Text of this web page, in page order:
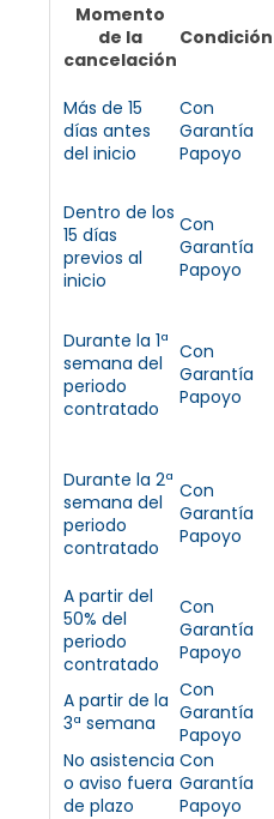
Momento
de la
cancelación
Condición
Más de 15
días antes
del inicio
Con
Garantía
Papoyo
Dentro de los
15 días
previos al
inicio
Con
Garantía
Papoyo
Durante la 1ª
semana del
periodo
contratado
Con
Garantía
Papoyo
Durante la 2ª
semana del
periodo
contratado
Con
Garantía
Papoyo
A partir del
50% del
periodo
contratado
Con
Garantía
Papoyo
A partir de la
3ª semana
Con
Garantía
Papoyo
No asistencia
o aviso fuera
de plazo
Con
Garantía
Papoyo